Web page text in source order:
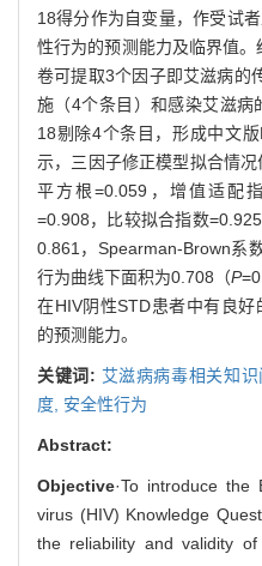
18得分作为自变量，作受试
性行为的预测能力及临界值。
卷可提取3个因子即艾滋病的
施（4个条目）和感染艾滋病
18剔除4个条目，形成中文
示，三因子修正模型拟合情况
平方根=0.059，增值适配
=0.908，比较拟合指数
0.861，Spearman-Brown系
行为曲线下面积为0.708（P
在HIV阴性STD患者中有良
的预测能力。
关键词: 艾滋病病毒相关知
度, 安全性行为
Abstract:
Objective·To introduce the
virus (HIV) Knowledge
the reliability and validity